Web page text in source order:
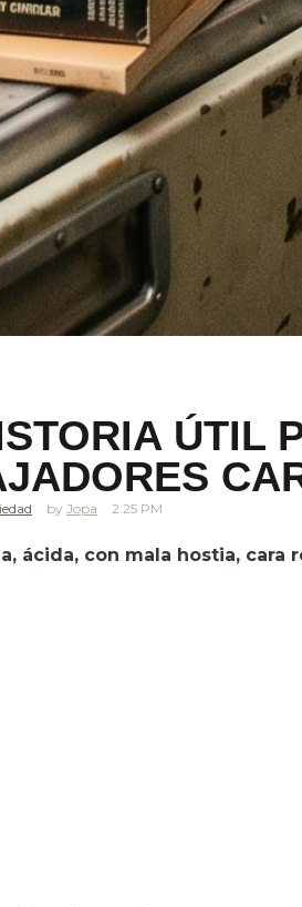
ÚTIL
Jopa 2.25 PM
ácida, con mala hostia,